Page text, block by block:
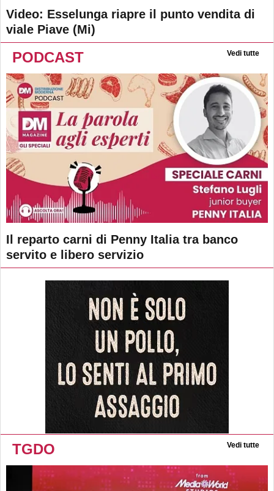
Video: Esselunga riapre il punto vendita di
viale Piave (Mi)
PODCAST Vedi tutte
Il reparto carni di Penny Italia tra banco
servito e libero servizio
TGDO Vedi tutte